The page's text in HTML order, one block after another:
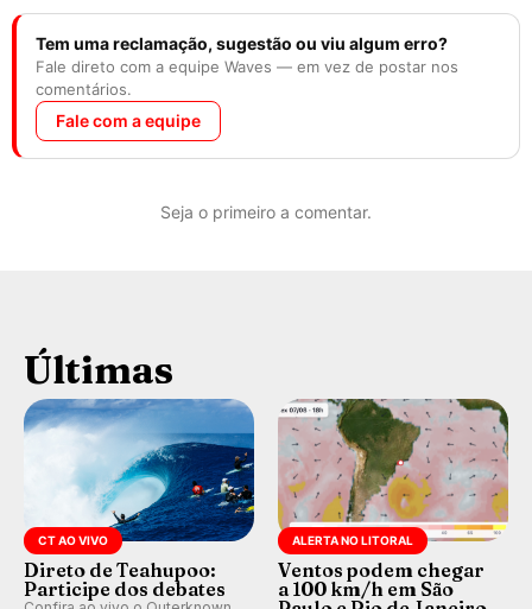
Tem uma reclamação, sugestão ou viu algum erro?
Fale direto com a equipe Waves — em vez de postar nos
comentários.
Fale com a equipe
Seja o primeiro a comentar.
Últimas
CT AO VIVO
Direto de Teahupoo:
Participe dos debates
ALERTA NO LITORAL
Ventos podem chegar
a 100 km/h em São